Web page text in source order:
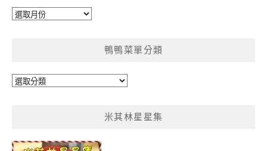
彙
鴨鴨菜單分類
鴨
類
米其林星星集